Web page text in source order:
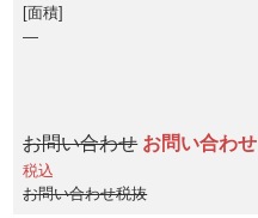
面積
―
お問い合わせ お問い合わせ
税込
お問い合わせ税抜